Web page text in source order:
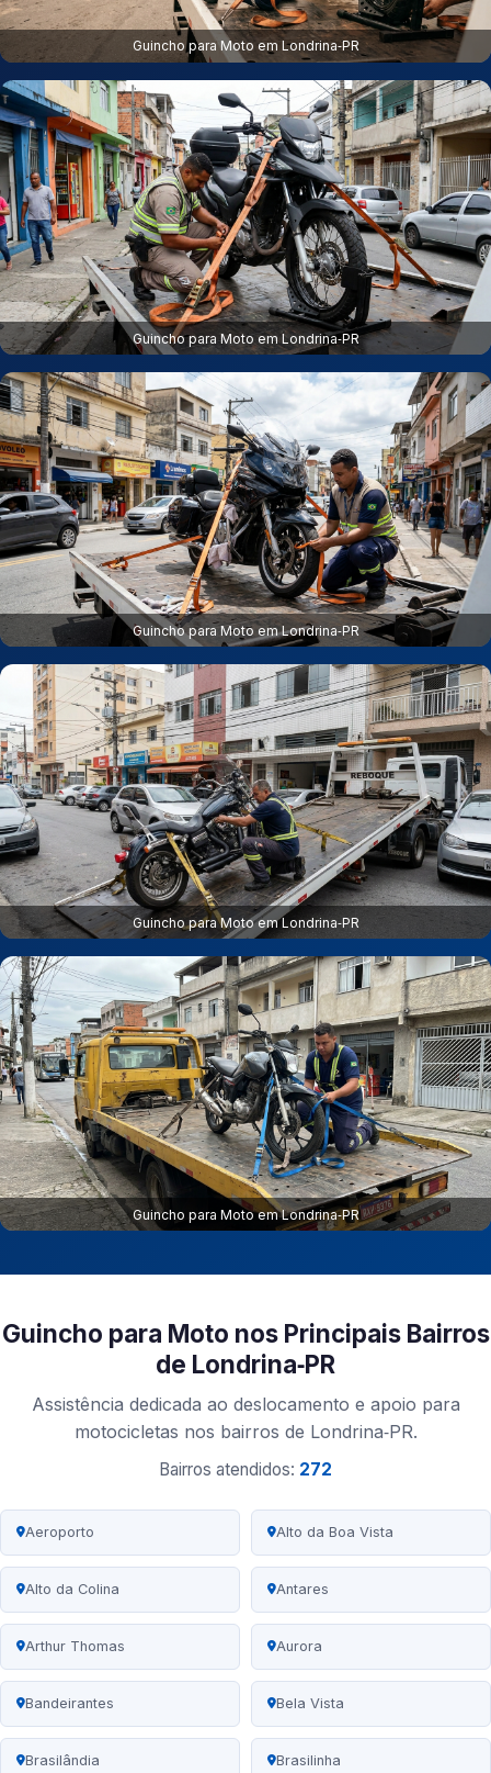
Guincho para Moto em Londrina‑PR
Guincho para Moto em Londrina‑PR
Guincho para Moto em Londrina‑PR
Guincho para Moto em Londrina‑PR
Guincho para Moto em Londrina‑PR
Guincho para Moto nos Principais Bairros
de Londrina‑PR
Assistência dedicada ao deslocamento e apoio para
motocicletas nos bairros de Londrina‑PR.
Bairros atendidos: 272
Aeroporto Alto da Boa Vista
Alto da Colina Antares
Arthur Thomas Aurora
Bandeirantes Bela Vista
Brasilândia Brasilinha